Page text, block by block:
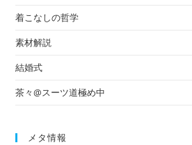
着こなしの哲学
素材解説
結婚式
茶々@スーツ道極め中
メタ情報